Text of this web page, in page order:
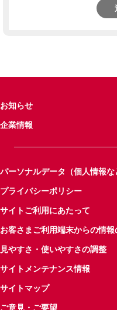
お知らせ
企業情報
パーソナルデータ（個人情報な
プライバシーポリシー
サイトご利用にあたって
お客さまご利用端末からの情
見やすさ・使いやすさの調整
サイトメンテナンス情報
サイトマップ
ご意見・ご要望